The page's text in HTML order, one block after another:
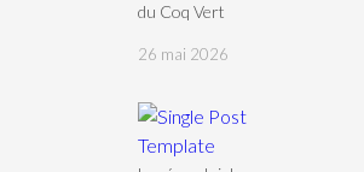
du Coq Vert
26 mai 2026